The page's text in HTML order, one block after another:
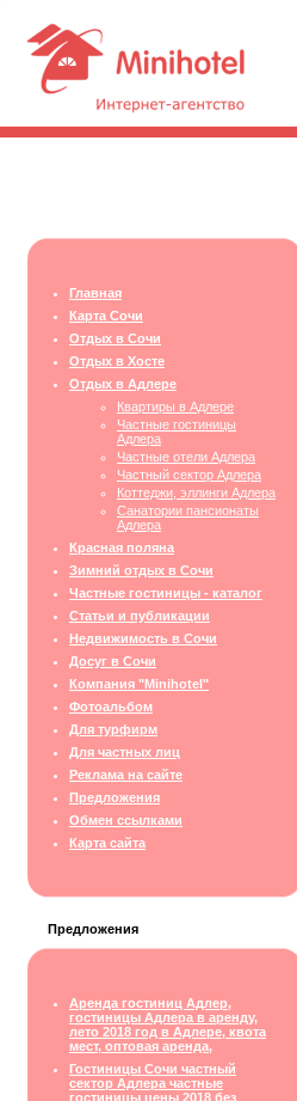
Главная
Карта Сочи
Отдых в Сочи
Отдых в Хосте
Отдых в Адлере
Квартиры в Адлере
Частные гостиницы
Адлера
Частные отели Адлера
Частный сектор Адлера
Коттеджи, эллинги Адлера
Санатории пансионаты
Адлера
Красная поляна
Зимний отдых в Сочи
Частные гостиницы - каталог
Статьи и публикации
Недвижимость в Сочи
Досуг в Сочи
Компания "Minihotel"
Фотоальбом
Для турфирм
Для частных лиц
Реклама на сайте
Предложения
Обмен ссылками
Карта сайта
Предложения
Аренда гостиниц Адлер,
гостиницы Адлера в аренду,
лето 2018 год в Адлере, квота
мест, оптовая аренда,
Гостиницы Сочи частный
сектор Адлера частные
гостиницы цены 2018 без